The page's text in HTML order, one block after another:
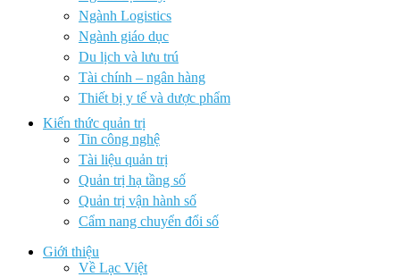
Ngành Logistics
Ngành giáo dục
Du lịch và lưu trú
Tài chính – ngân hàng
Thiết bị y tế và dược phẩm
Kiến thức quản trị
Tin công nghệ
Tài liệu quản trị
Quản trị hạ tầng số
Quản trị vận hành số
Cẩm nang chuyển đổi số
Giới thiệu
Về Lạc Việt